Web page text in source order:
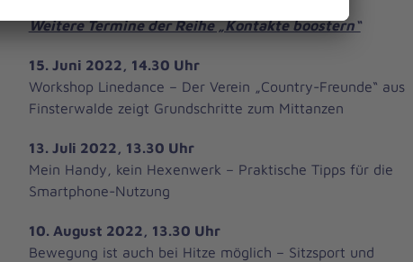
Weitere Termine der Reihe „Kontakte boostern“
15. Juni 2022, 14.30 Uhr
Workshop Linedance – Der Verein „Country-Freunde“ aus
Finsterwalde zeigt Grundschritte zum Mittanzen
13. Juli 2022, 13.30 Uhr
Mein Handy, kein Hexenwerk – Praktische Tipps für die
Smartphone-Nutzung
10. August 2022, 13.30 Uhr
Bewegung ist auch bei Hitze möglich – Sitzsport und